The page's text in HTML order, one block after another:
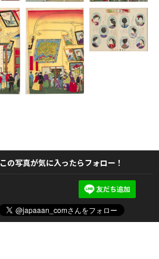
この写真が気に入ったらフォロー！